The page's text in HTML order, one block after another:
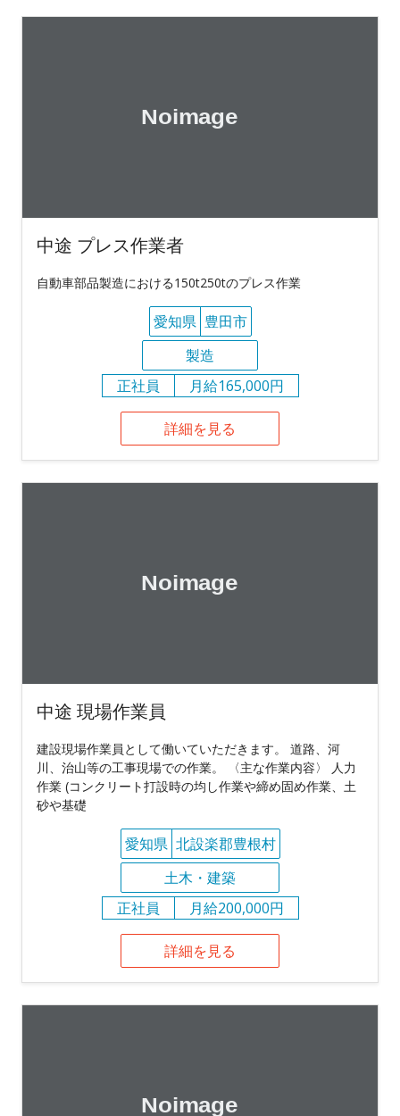
中途 プレス作業者
自動車部品製造における150t250tのプレス作業
愛知県 豊田市
製造
正社員
月給165,000円
詳細を見る
中途 現場作業員
建設現場作業員として働いていただきます。 道路、河
川、治山等の工事現場での作業。 〈主な作業内容〉 人力
作業 (コンクリート打設時の均し作業や締め固め作業、土
砂や基礎
愛知県 北設楽郡豊根村
土木・建築
正社員
月給200,000円
詳細を見る